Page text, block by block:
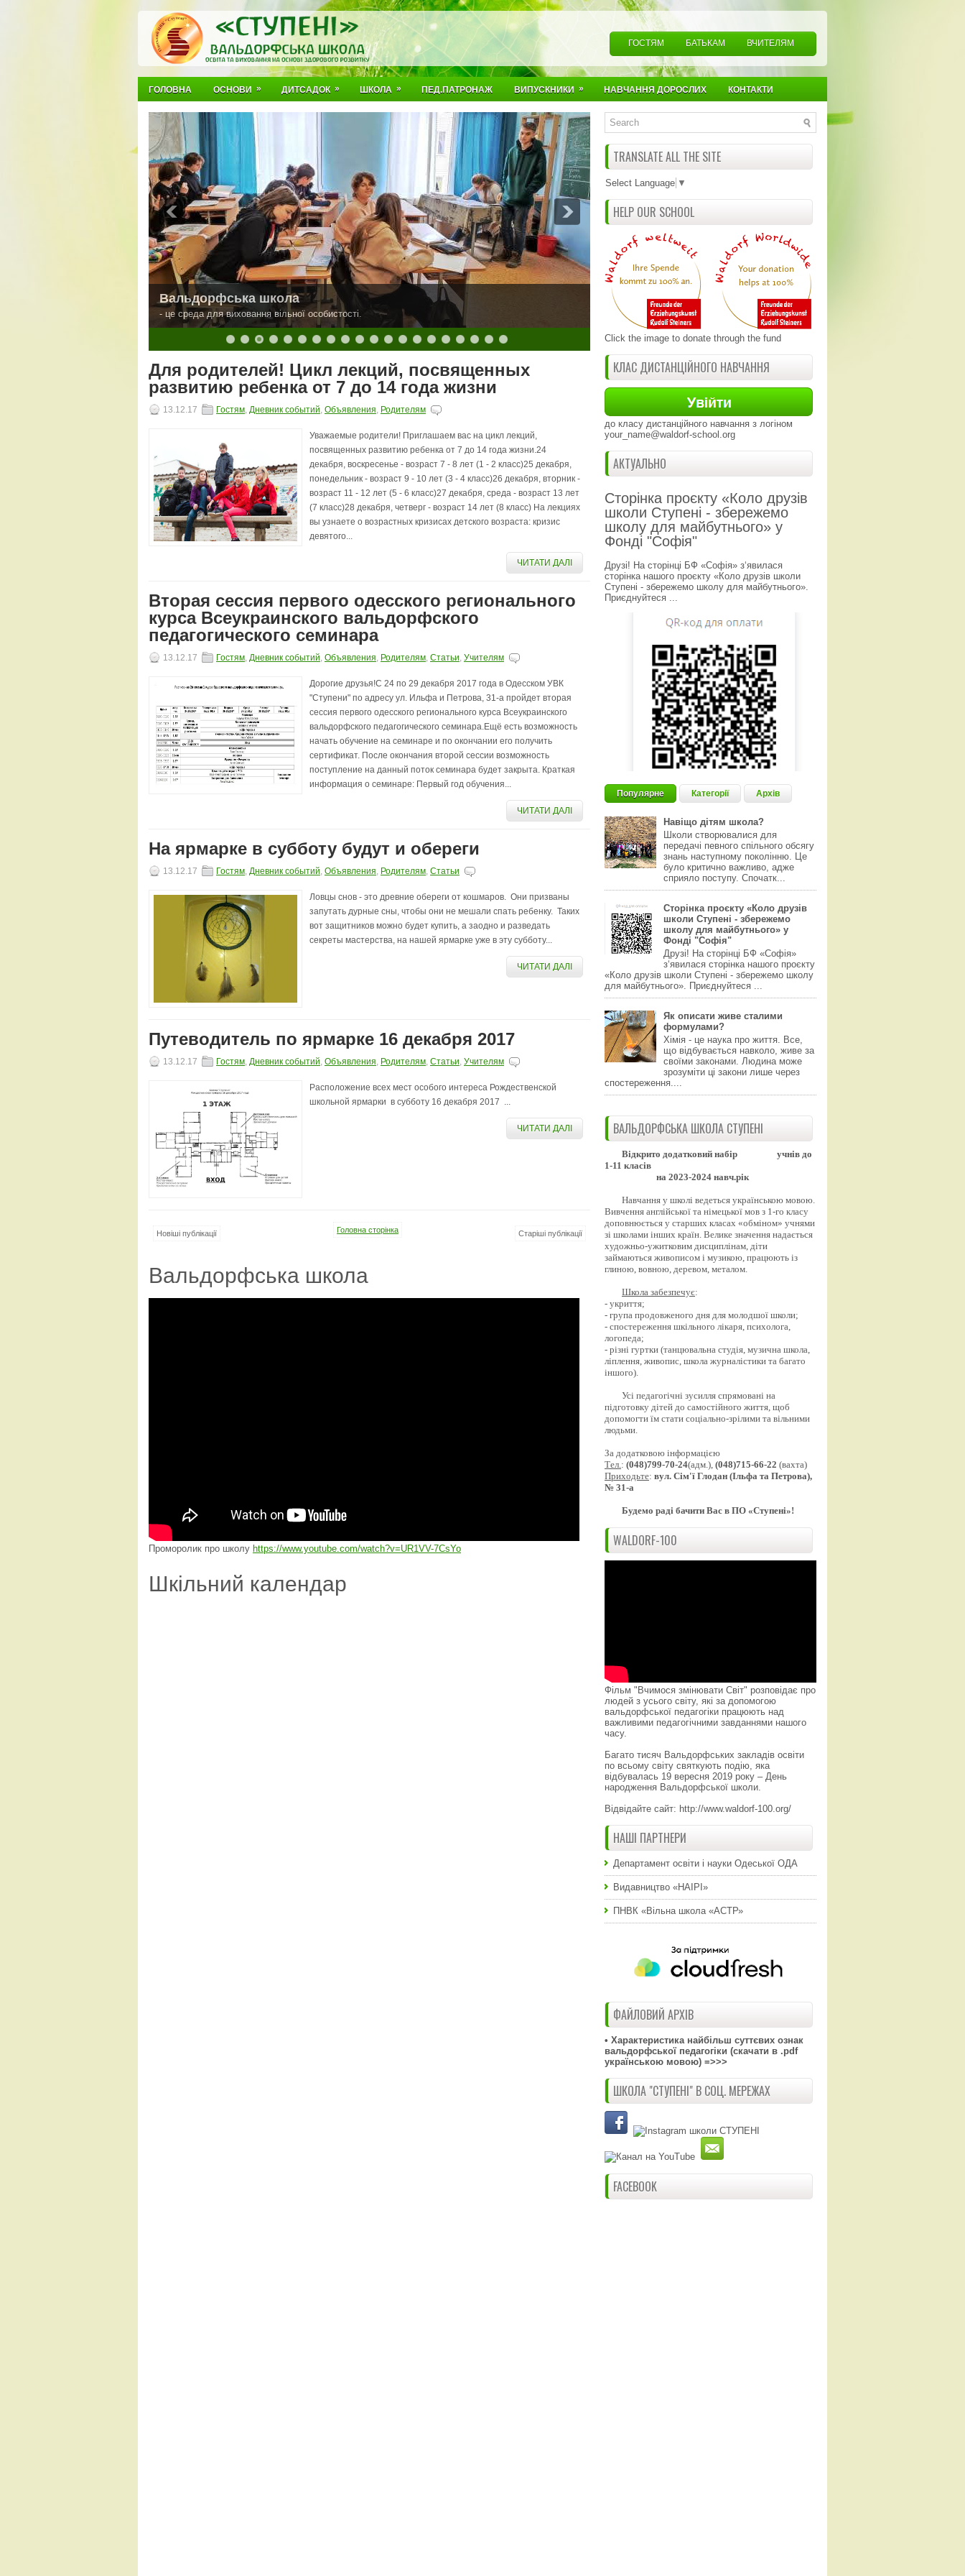
ГОСТЯМ БАТЬКАМ ВЧИТЕЛЯМ
ГОЛОВНА ОСНОВИ » ДИТСАДОК » ШКОЛА » ПЕД.ПАТРОНАЖ ВИПУСКНИКИ » НАВЧАННЯ ДОРОСЛИХ КОНТАКТИ
Вальдорфська школа
- це среда для виховання вільної особистості.
Для родителей! Цикл лекций, посвященных
развитию ребенка от 7 до 14 года жизни
13.12.17 Гостям, Дневник событий, Объявления, Родителям
Уважаемые родители! Приглашаем вас на цикл лекций,
посвященных развитию ребенка от 7 до 14 года жизни.24
декабря, воскресенье - возраст 7 - 8 лет (1 - 2 класс)25 декабря,
понедельник - возраст 9 - 10 лет (3 - 4 класс)26 декабря, вторник -
возраст 11 - 12 лет (5 - 6 класс)27 декабря, среда - возраст 13 лет
(7 класс)28 декабря, четверг - возраст 14 лет (8 класс) На лекциях
вы узнаете о возрастных кризисах детского возраста: кризис
девятого...
ЧИТАТИ ДАЛІ
Вторая сессия первого одесского регионального
курса Всеукраинского вальдорфского
педагогического семинара
13.12.17 Гостям, Дневник событий, Объявления, Родителям, Статьи, Учителям
Дорогие друзья!С 24 по 29 декабря 2017 года в Одесском УВК
"Ступени" по адресу ул. Ильфа и Петрова, 31-а пройдет вторая
сессия первого одесского регионального курса Всеукраинского
вальдорфского педагогического семинара.Ещё есть возможность
начать обучение на семинаре и по окончании его получить
сертификат. После окончания второй сессии возможность
поступление на данный поток семинара будет закрыта. Краткая
информация о семинаре: Первый год обучения...
ЧИТАТИ ДАЛІ
На ярмарке в субботу будут и обереги
13.12.17 Гостям, Дневник событий, Объявления, Родителям, Статьи
Ловцы снов - это древние обереги от кошмаров. Они призваны
запутать дурные сны, чтобы они не мешали спать ребенку. Таких
вот защитников можно будет купить, а заодно и разведать
секреты мастерства, на нашей ярмарке уже в эту субботу...
ЧИТАТИ ДАЛІ
Путеводитель по ярмарке 16 декабря 2017
13.12.17 Гостям, Дневник событий, Объявления, Родителям, Статьи, Учителям
Расположение всех мест особого интереса Рождественской
школьной ярмарки в субботу 16 декабря 2017 ...
ЧИТАТИ ДАЛІ
Новіші публікації Старіші публікації
Головна сторінка
Вальдорфська школа
Проморолик про школу https://www.youtube.com/watch?v=UR1VV-7CsYo
Шкільний календар
TRANSLATE ALL THE SITE
Select Language ▼
HELP OUR SCHOOL
Click the image to donate through the fund
КЛАС ДИСТАНЦІЙНОГО НАВЧАННЯ
до класу дистанційного навчання з логіном
your_name@waldorf-school.org
АКТУАЛЬНО
Сторінка проєкту «Коло друзів
школи Ступені - збережемо
школу для майбутнього» у
Фонді "Софія"
Друзі! На сторінці БФ «Софія» з‘явилася
сторінка нашого проєкту «Коло друзів школи
Ступені - збережемо школу для майбутнього».
Приєднуйтеся ...
Популярне Категорії Архів
Навіщо дітям школа?
Школи створювалися для
передачі певного спільного обсягу
знань наступному поколінню. Це
було критично важливо, адже
сприяло поступу. Спочатк...
Сторінка проєкту «Коло друзів
школи Ступені - збережемо
школу для майбутнього» у
Фонді "Софія"
Друзі! На сторінці БФ «Софія»
з‘явилася сторінка нашого проєкту
«Коло друзів школи Ступені - збережемо школу
для майбутнього». Приєднуйтеся ...
Як описати живе сталими
формулами?
Хімія - це наука про життя. Все,
що відбувається навколо, живе за
своїми законами. Людина може
зрозуміти ці закони лише через
спостереження....
ВАЛЬДОРФСЬКА ШКОЛА СТУПЕНІ
Відкрито додатковий набір
учнів до
1-11 класів
на 2023-2024 навч.рік
Навчання у школі ведеться українською мовою.
Вивчення англійської та німецької мов з 1-го класу
доповнюється у старших класах «обміном» учнями
зі школами інших країн. Велике значення надається
художньо-ужитковим дисциплінам, діти
займаються живописом і музикою, працюють із
глиною, вовною, деревом, металом.
Школа забезпечує:
- укриття;
- група продовженого дня для молодшої школи;
- спостереження шкільного лікаря, психолога,
логопеда;
- різні гуртки (танцювальна студія, музична школа,
ліплення, живопис, школа журналістики та багато
іншого).
Усі педагогічні зусилля спрямовані на
підготовку дітей до самостійного життя, щоб
допомогти їм стати соціально-зрілими та вільними
людьми.
За додатковою інформацією
Тел. : (048)799-70-24(адм.), (048)715-66-22 (вахта)
Приходьте: вул. Сім'ї Глодан (Ільфа та Петрова),
№ 31-а
Будемо раді бачити Вас в ПО «Ступені»!
WALDORF-100
Фільм "Вчимося змінювати Світ" розповідає про
людей з усього світу, які за допомогою
вальдорфської педагогіки працюють над
важливими педагогічними завданнями нашого
часу.
Багато тисяч Вальдорфських закладів освіти
по всьому світу святкують подію, яка
відбувалась 19 вересня 2019 року – День
народження Вальдорфської школи.
Відвідайте сайт: http://www.waldorf-100.org/
НАШІ ПАРТНЕРИ
Департамент освіти і науки Одеської ОДА
Видавництво «НАІРІ»
ПНВК «Вільна школа «АСТР»
ФАЙЛОВИЙ АРХІВ
• Характеристика найбільш суттєвих ознак
вальдорфської педагогіки (скачати в .pdf
українською мовою) =>>>
ШКОЛА "СТУПЕНІ" В СОЦ. МЕРЕЖАХ
FACEBOOK